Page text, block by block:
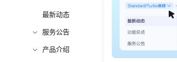
最新动态
服务公告
产品介绍